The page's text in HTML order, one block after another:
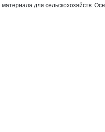
для сельскохозяйств.